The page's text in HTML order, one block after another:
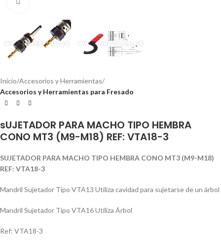
Inicio Accesorios y Herramientas
Accesorios y Herramientas para Fresado
sUJETADOR PARA MACHO TIPO HEMBRA
CONO MT3 (M9-M18) REF: VTA18-3
SUJETADOR PARA MACHO TIPO HEMBRA CONO MT3 (M9-M18)
REF: VTA18-3
Mandril Sujetador Tipo VTA13 Utiliza cavidad para sujetarse de un árbol
Mandril Sujetador Tipo VTA16 Utiliza Árbol
Ref: VTA18-3